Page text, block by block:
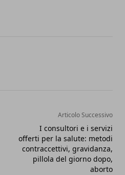
Articolo Successivo
I consultori e i servizi
offerti per la salute: metodi
contraccettivi, gravidanza,
pillola del giorno dopo,
aborto